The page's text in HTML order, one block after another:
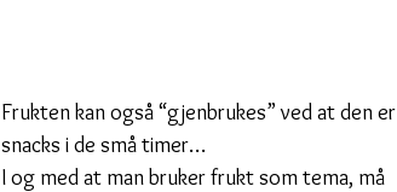
Frukten kan også “gjenbrukes” ved at den er
snacks i de små timer…
I og med at man bruker frukt som tema, må